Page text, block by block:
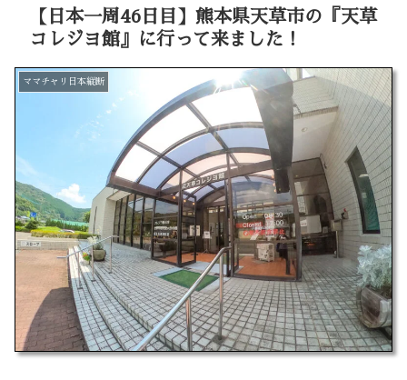
【日本一周46日目】熊本県天草市の『天草
コレジヨ館』に行って来ました！
ママチャリ日本縦断